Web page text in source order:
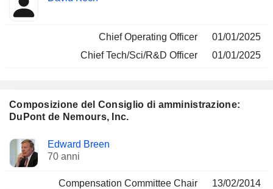
Chief Operating Officer
01/01/2025
Chief Tech/Sci/R&D Officer
01/01/2025
Composizione del Consiglio di amministrazione:
DuPont de Nemours, Inc.
Amministratore Comitati
Edward Breen
70 anni
Compensation Committee Chair
13/02/2014